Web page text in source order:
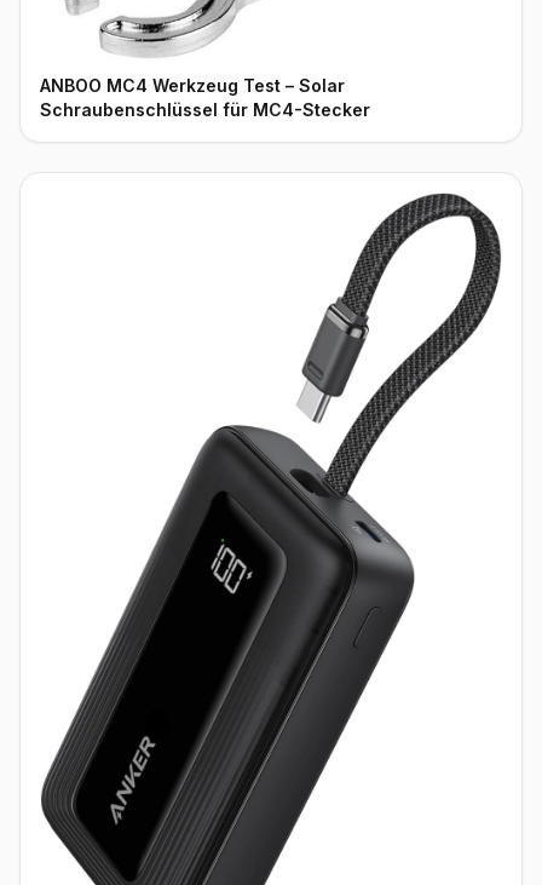
ANBOO MC4 Werkzeug Test – Solar
Schraubenschlüssel für MC4-Stecker